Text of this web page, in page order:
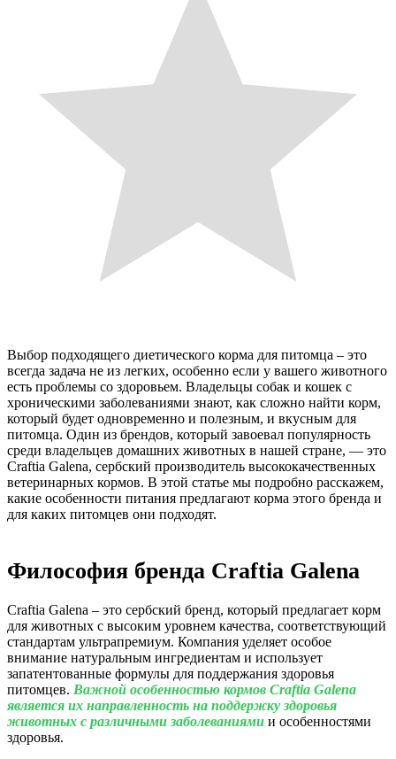
Выбор подходящего диетического корма для питомца – это
всегда задача не из легких, особенно если у вашего животного
есть проблемы со здоровьем. Владельцы собак и кошек с
хроническими заболеваниями знают, как сложно найти корм,
который будет одновременно и полезным, и вкусным для
питомца. Один из брендов, который завоевал популярность
среди владельцев домашних животных в нашей стране, — это
Craftia Galena, сербский производитель высококачественных
ветеринарных кормов. В этой статье мы подробно расскажем,
какие особенности питания предлагают корма этого бренда и
для каких питомцев они подходят.
Философия бренда Craftia Galena
Craftia Galena – это сербский бренд, который предлагает корм
для животных с высоким уровнем качества, соответствующий
стандартам ультрапремиум. Компания уделяет особое
внимание натуральным ингредиентам и использует
запатентованные формулы для поддержания здоровья
питомцев. Важной особенностью кормов Craftia Galena
является их направленность на поддержку здоровья
животных с различными заболеваниями и особенностями
здоровья.